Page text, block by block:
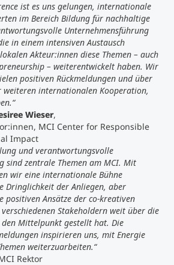
ist es uns gelungen, internationale
im Bereich Bildung für nachhaltige
Unternehmensführung
in einem intensiven Austausch
Akteur:innen diese Themen – auch
– weiterentwickelt haben. Wir
positiven Rückmeldungen und über
weiteren internationalen Kooperation,
Wieser,
MCI Center for Responsible
Impact
und verantwortungsvolle
sind zentrale Themen am MCI. Mit
wir eine internationale Bühne
Dringlichkeit der Anliegen, aber
positiven Ansätze der co-kreativen
Stakeholdern weit über die
Mittelpunkt gestellt hat. Die
inspirieren uns, mit Energie
weiterzuarbeiten.“
Rektor